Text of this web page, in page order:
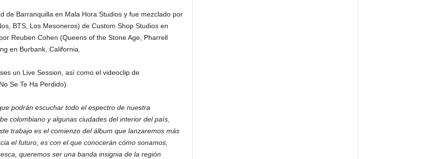
de Barranquilla en Mala Hora Studios y fue mezclado por
BTS, Los Mesoneros) de Custom Shop Studios en
Reuben Cohen (Queens of the Stone Age, Pharrell
en Burbank, California.
un Live Session, así como el videoclip de
Se Te Ha Perdido).
podrán escuchar todo el espectro de nuestra
colombiano y algunas ciudades del interior del país,
trabajo es el comienzo del álbum que lanzaremos más
el futuro, es con el que conocerán cómo sonamos,
queremos ser una banda insignia de la región